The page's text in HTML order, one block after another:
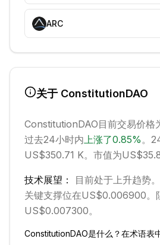
ARC
关于 ConstitutionDAO
ConstitutionDAO目前交易价格
过去24小时内上涨了0.85%。
US$350.71 K。 市值为
技术展望： 目前处于上升趋势。
关键支撑位在US$0.006900。
US$0.007300。
ConstitutionDAO是什么？在术语表